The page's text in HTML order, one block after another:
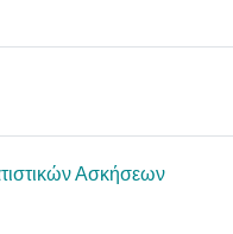
Ασκήσεων